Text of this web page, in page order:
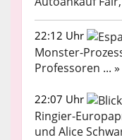
22:12 Uhr
Monster-
Professoren ... »
22:07 Uhr
Ringier-
und Alice